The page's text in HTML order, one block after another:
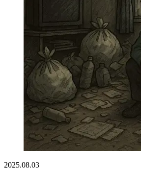
2025.08.03